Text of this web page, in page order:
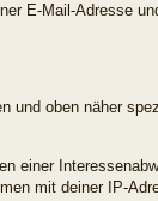
E-Mail-Adresse
und oben näher
einer
mit deiner IP-